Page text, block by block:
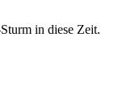
in diese Zeit.